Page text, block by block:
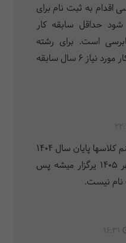
اقدام به ثبت نام برای
حداقل سابقه کار
است. برای رشته
حسابداری حداقل سابقه کار مورد نیاز 6 سال سابقه
سلام‌اینطور که حساب میکنم کلاسها پایان سال ۱۴۰۴
تمام میشه وقتی آزمون مهر ۱۴۰۵ یرگزار میشه پس
نام نیست.
16:31